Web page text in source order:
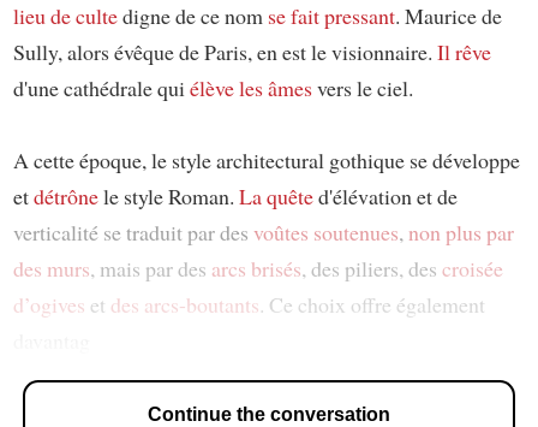
lieu de cultedigne de ce nom se fait pressant. Maurice de
Sully, alors évêque de Paris, en est le visionnaire. Il rêve
d'une cathédrale quiélève les âmesvers le ciel.
A cette époque, le style architectural gothique se développe
etdétrônele style Roman. La quêted'élévation et de
verticalité se traduit par des voûtes soutenues,non plus par
des murs, mais par des arcs brisés, des piliers, des croisée
d’ogives et des arcs-boutants. Ce choix offre également
Continue the conversation